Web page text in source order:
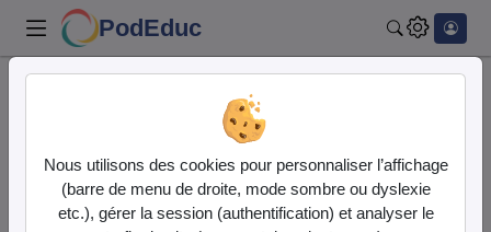
PodEduc
Jeu de l'Oie des sociétés coloniales
Nous utilisons des cookies pour personnaliser l’affichage
(barre de menu de droite, mode sombre ou dyslexie
etc.), gérer la session (authentification) et analyser le